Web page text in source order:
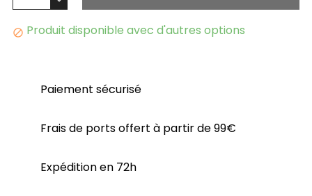
 Produit disponible avec d'autres options
Paiement sécurisé
Frais de ports offert à partir de 99€
Expédition en 72h